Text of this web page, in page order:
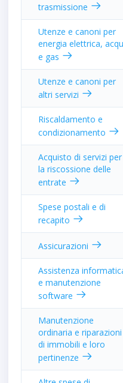
trasmissione
Utenze e canoni per
energia elettrica,
e gas
Utenze e canoni per
altri servizi
Riscaldamento e
condizionamento
Acquisto di servizi per
la riscossione delle
entrate
Spese postali e di
recapito
Assicurazioni
Assistenza
e manutenzione
software
Manutenzione
ordinaria e riparazioni
di immobili e loro
pertinenze